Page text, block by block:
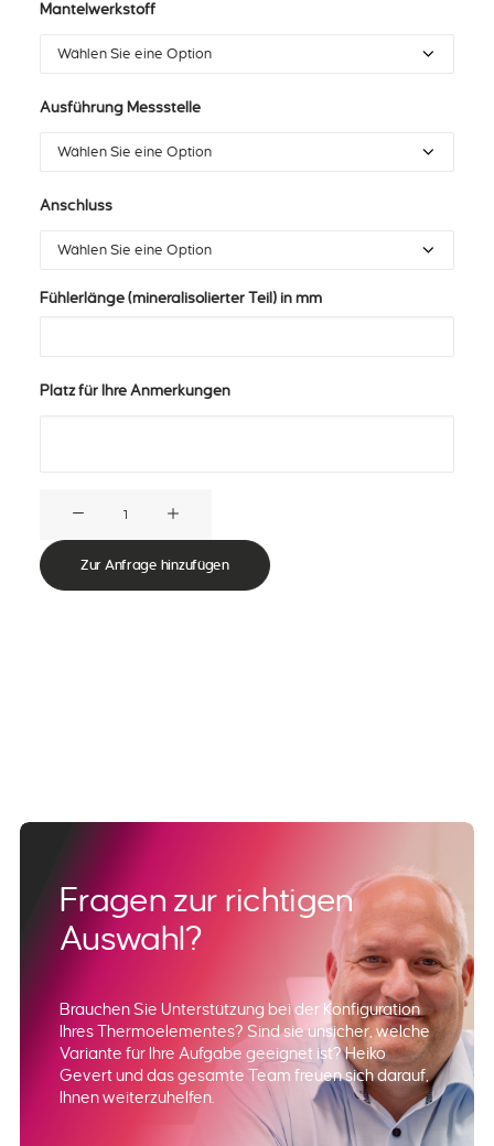
Mantelwerkstoff
Ausführung Messstelle
Anschluss
Fühlerlänge (mineralisolierter Teil) in mm
Platz für Ihre Anmerkungen
LEMO®-
Steckverbinder
Zur Anfrage hinzufügen
Fragen zur richtigen
Auswahl?
Brauchen Sie Unterstützung bei der Konfiguration
Ihres Thermoelementes? Sind sie unsicher, welche
Variante für Ihre Aufgabe geeignet ist? Heiko
Gevert und das gesamte Team freuen sich darauf,
Ihnen weiterzuhelfen.